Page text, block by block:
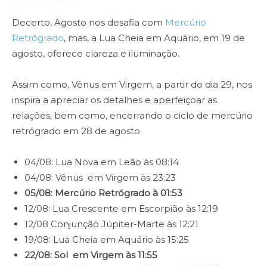
Decerto, Agosto nos desafia com Mercúrio
Retrógrado, mas, a Lua Cheia em Aquário, em 19 de
agosto, oferece clareza e iluminação.
Assim como, Vênus em Virgem, a partir do dia 29, nos
inspira a apreciar os detalhes e aperfeiçoar as
relações, bem como, encerrando o ciclo de mercúrio
retrógrado em 28 de agosto.
04/08: Lua Nova em Leão às 08:14
04/08: Vênus em Virgem às 23:23
05/08: Mercúrio Retrógrado à 01:53
12/08: Lua Crescente em Escorpião às 12:19
12/08 Conjunção Júpiter-Marte às 12:21
19/08: Lua Cheia em Aquário às 15:25
22/08: Sol em Virgem às 11:55